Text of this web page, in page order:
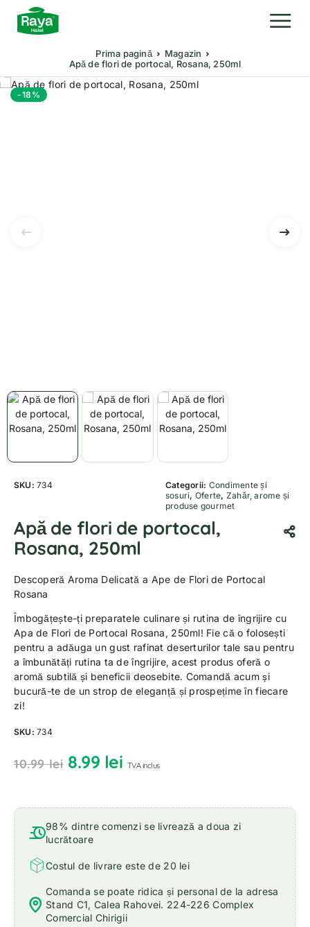
Prima pagină
Magazin
Apă de flori de portocal, Rosana, 250ml
-18%
SKU:734 Categorii: Condimente și
sosuri, Oferte, Zahăr, arome și
produse gourmet
Apă de flori de portocal,
Rosana, 250ml
Descoperă Aroma Delicată a Ape de Flori de Portocal
Rosana
Îmbogățește-ți preparatele culinare și rutina de îngrijire cu
Apa de Flori de Portocal Rosana, 250ml! Fie că o folosești
pentru a adăuga un gust rafinat deserturilor tale sau pentru
a îmbunătăți rutina ta de îngrijire, acest produs oferă o
aromă subtilă și beneficii deosebite. Comandă acum și
bucură-te de un strop de eleganță și prospețime în fiecare
zi!
SKU:734
10.99lei 8.99 lei TVA inclus
98% dintre comenzi se livrează a doua zi
lucrătoare
Costul de livrare este de 20 lei
Comanda se poate ridica și personal de la adresa
Stand C1, Calea Rahovei. 224-226 Complex
Comercial Chirigii